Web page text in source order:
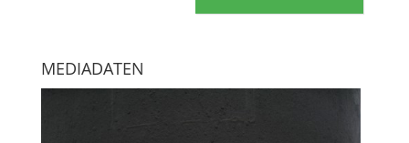
MEDIADATEN